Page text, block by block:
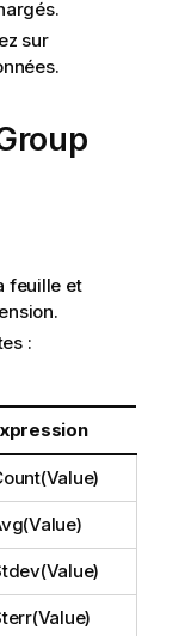
sur
feuille et
: